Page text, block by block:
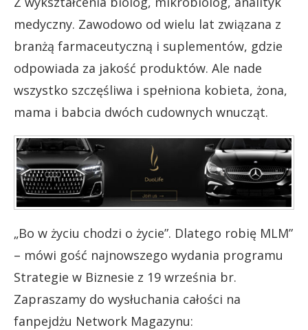
medyczny. Zawodowo od wielu lat związana z
branżą farmaceutyczną i suplementów, gdzie
odpowiada za jakość produktów. Ale nade
wszystko szczęśliwa i spełniona kobieta, żona,
mama i babcia dwóch cudownych wnucząt.
„Bo w życiu chodzi o życie”. Dlatego robię MLM”
– mówi gość najnowszego wydania programu
Strategie w Biznesie z 19 września br.
Zapraszamy do wysłuchania całości na
fanpejdżu Network Magazynu: